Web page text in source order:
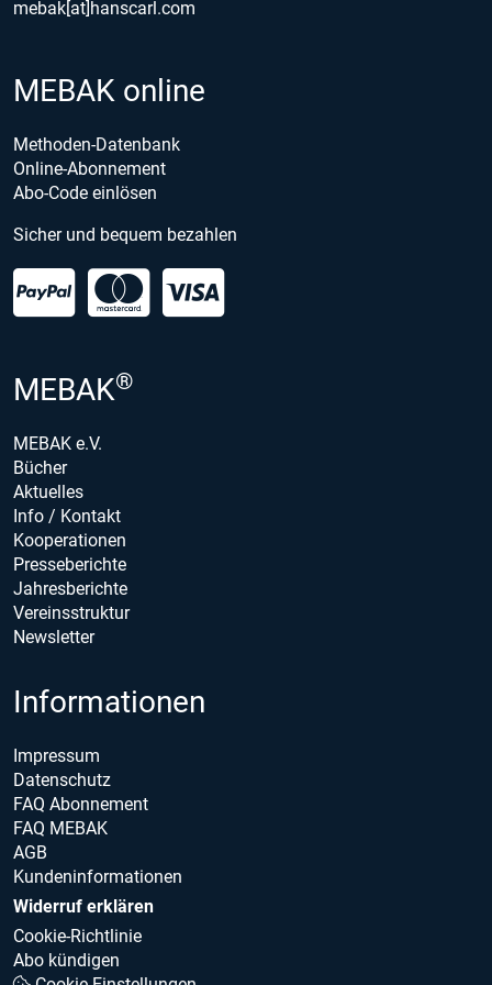
mebak[at]hanscarl.com
MEBAK online
Methoden-Datenbank
Online-Abonnement
Abo-Code einlösen
Sicher und bequem bezahlen
MEBAK®
MEBAK e.V.
Bücher
Aktuelles
Info / Kontakt
Kooperationen
Presseberichte
Jahresberichte
Vereinsstruktur
Newsletter
Informationen
Impressum
Datenschutz
FAQ Abonnement
FAQ MEBAK
AGB
Kundeninformationen
Widerruf erklären
Cookie-Richtlinie
Abo kündigen